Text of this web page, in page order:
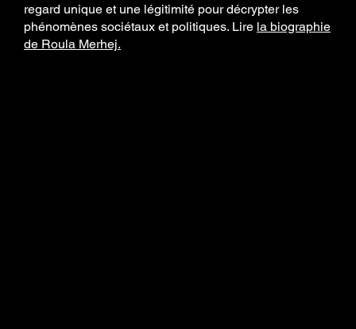
regard unique et une légitimité pour décrypter les
phénomènes sociétaux et politiques. Lire la biographie
de Roula Merhej.